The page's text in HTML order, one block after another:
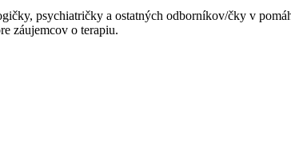
psychiatričky a ostatných odborníkov/čky v
záujemcov o terapiu.